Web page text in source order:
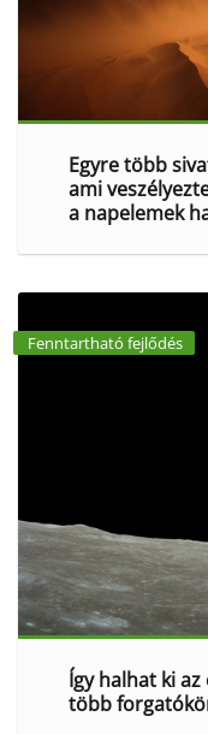
Egyre több
ami
a napelemek
Fenntartható fejlődés
Így halhat ki
több